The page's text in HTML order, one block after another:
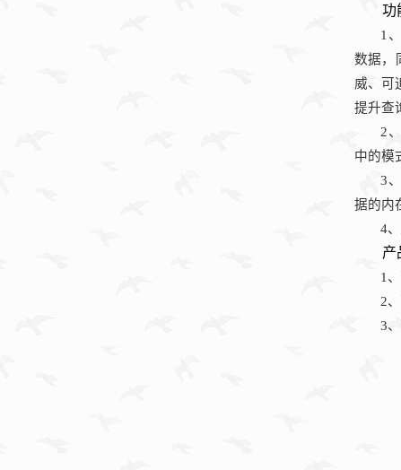
功
1
数据，
威、可
提升查
2
中的模
3
据的内
4
产
1
2
3